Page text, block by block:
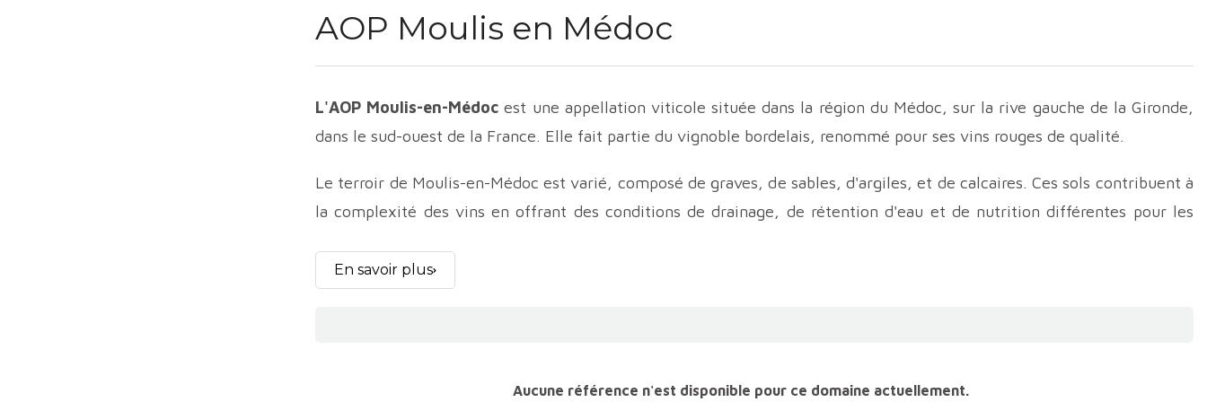
AOP Moulis en Médoc
L'AOP Moulis-en-Médoc est une appellation viticole située dans la région du Médoc, sur la rive gauche de la Gironde,
dans le sud-ouest de la France. Elle fait partie du vignoble bordelais, renommé pour ses vins rouges de qualité.
Le terroir de Moulis-en-Médoc est varié, composé de graves, de sables, d'argiles, et de calcaires. Ces sols contribuent à
la complexité des vins en offrant des conditions de drainage, de rétention d'eau et de nutrition différentes pour les
microclimat idéal pour la culture des cépages bordelais.
En savoir plus
Aucune référence n'est disponible pour ce domaine actuellement.